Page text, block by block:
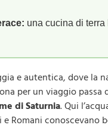
una cucina di
e autentica, dove la
per un viaggio
diSaturnia. Qui
Romani conoscevano